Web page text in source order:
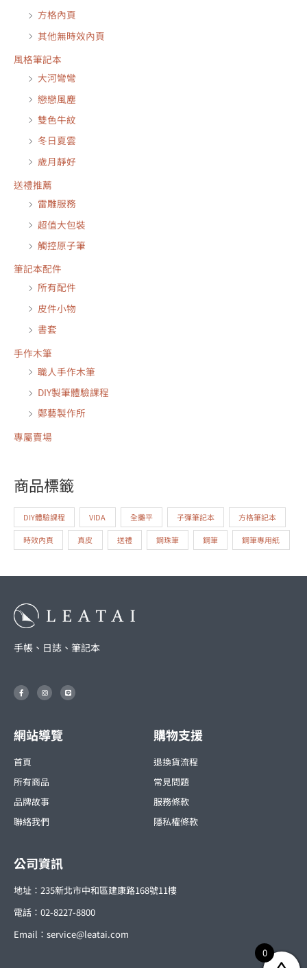
方格內頁
其他無時效內頁
風格筆記本
大河彎彎
戀戀風塵
雙色牛紋
冬日夏雲
歲月靜好
送禮推薦
雷雕服務
超值大包裝
觸控原子筆
筆記本配件
所有配件
皮件小物
書套
手作木筆
職人手作木筆
DIY製筆體驗課程
鄭藝製作所
專屬賣場
商品標籤
DIY體驗課程 VIDA 全攤平 子彈筆記本 方格筆記本
時效內頁 真皮 送禮 鋼珠筆 鋼筆 鋼筆專用紙
手帳、日誌、筆記本
F
a
c
k
-
I
n
s
r
a
m
L
i
n
網站導覽
首頁
所有商品
品牌故事
聯絡我們
購物支援
退換貨流程
常見問題
服務條款
隱私權條款
公司資訊
地址：235新北市中和區建康路168號11樓
電話：02-8227-8800
Email： service@leatai.com
0